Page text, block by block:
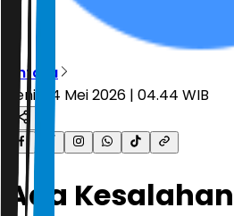
Antara
Senin, 4 Mei 2026 | 04.44 WIB
Ada Kesalahan